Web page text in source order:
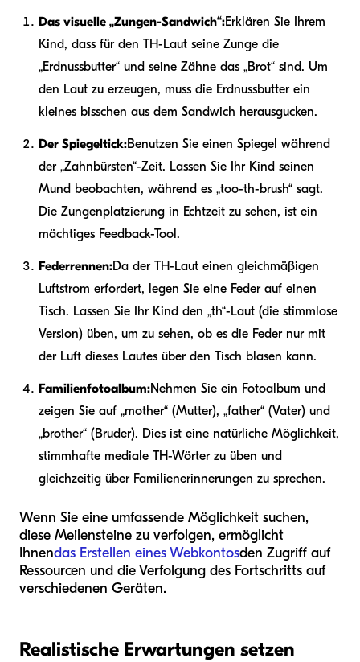
Das visuelle „Zungen-Sandwich“:Erklären Sie Ihrem
Kind, dass für den TH-Laut seine Zunge die
„Erdnussbutter“ und seine Zähne das „Brot“ sind. Um
den Laut zu erzeugen, muss die Erdnussbutter ein
kleines bisschen aus dem Sandwich herausgucken.
Der Spiegeltick:Benutzen Sie einen Spiegel während
der „Zahnbürsten“-Zeit. Lassen Sie Ihr Kind seinen
Mund beobachten, während es „too-th-brush“ sagt.
Die Zungenplatzierung in Echtzeit zu sehen, ist ein
mächtiges Feedback-Tool.
Federrennen:Da der TH-Laut einen gleichmäßigen
Luftstrom erfordert, legen Sie eine Feder auf einen
Tisch. Lassen Sie Ihr Kind den „th“-Laut (die stimmlose
Version) üben, um zu sehen, ob es die Feder nur mit
der Luft dieses Lautes über den Tisch blasen kann.
Familienfotoalbum:Nehmen Sie ein Fotoalbum und
zeigen Sie auf „mother“ (Mutter), „father“ (Vater) und
„brother“ (Bruder). Dies ist eine natürliche Möglichkeit,
stimmhafte mediale TH-Wörter zu üben und
gleichzeitig über Familienerinnerungen zu sprechen.
Wenn Sie eine umfassende Möglichkeit suchen,
diese Meilensteine zu verfolgen, ermöglicht
Ihnendas Erstellen eines Webkontosden Zugriff auf
Ressourcen und die Verfolgung des Fortschritts auf
verschiedenen Geräten.
Realistische Erwartungen setzen